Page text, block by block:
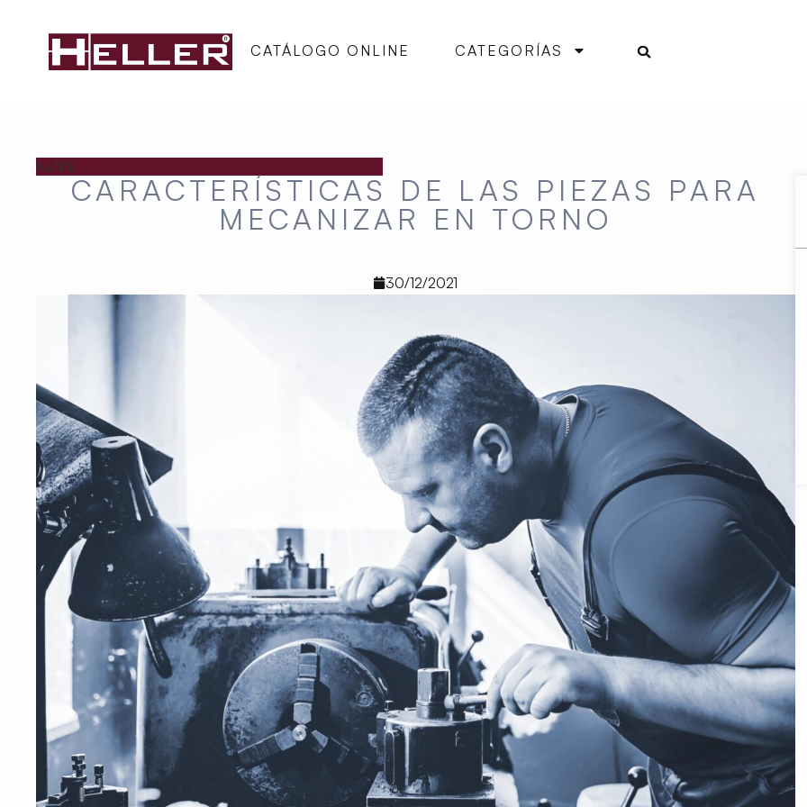
CATÁLOGO ONLINE CATEGORÍAS
NaN%
CARACTERÍSTICAS DE LAS PIEZAS PARA
MECANIZAR EN TORNO
30/12/2021